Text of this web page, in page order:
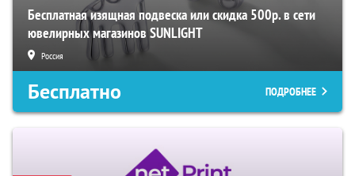
Бесплатная изящная подвеска или скидка 500р. в сети
ювелирных магазинов SUNLIGHT
Россия
Бесплатно ПОДРОБНЕЕ